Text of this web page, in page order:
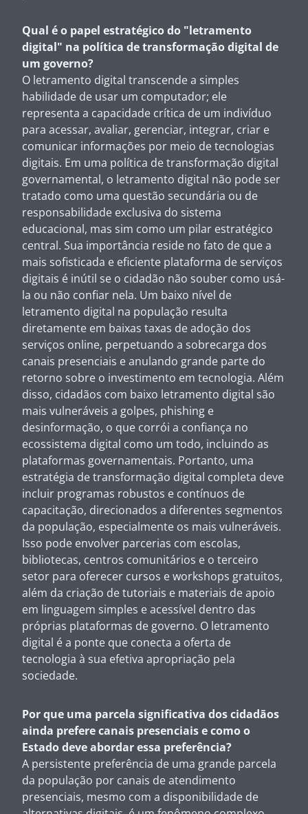
Qual é o papel estratégico do "letramento
digital" na política de transformação digital de
um governo?
O letramento digital transcende a simples
habilidade de usar um computador; ele
representa a capacidade crítica de um indivíduo
para acessar, avaliar, gerenciar, integrar, criar e
comunicar informações por meio de tecnologias
digitais. Em uma política de transformação digital
governamental, o letramento digital não pode ser
tratado como uma questão secundária ou de
responsabilidade exclusiva do sistema
educacional, mas sim como um pilar estratégico
central. Sua importância reside no fato de que a
mais sofisticada e eficiente plataforma de serviços
digitais é inútil se o cidadão não souber como usá-
la ou não confiar nela. Um baixo nível de
letramento digital na população resulta
diretamente em baixas taxas de adoção dos
serviços online, perpetuando a sobrecarga dos
canais presenciais e anulando grande parte do
retorno sobre o investimento em tecnologia. Além
disso, cidadãos com baixo letramento digital são
mais vulneráveis a golpes, phishing e
desinformação, o que corrói a confiança no
ecossistema digital como um todo, incluindo as
plataformas governamentais. Portanto, uma
estratégia de transformação digital completa deve
incluir programas robustos e contínuos de
capacitação, direcionados a diferentes segmentos
da população, especialmente os mais vulneráveis.
Isso pode envolver parcerias com escolas,
bibliotecas, centros comunitários e o terceiro
setor para oferecer cursos e workshops gratuitos,
além da criação de tutoriais e materiais de apoio
em linguagem simples e acessível dentro das
próprias plataformas de governo. O letramento
digital é a ponte que conecta a oferta de
tecnologia à sua efetiva apropriação pela
sociedade.
Por que uma parcela significativa dos cidadãos
ainda prefere canais presenciais e como o
Estado deve abordar essa preferência?
A persistente preferência de uma grande parcela
da população por canais de atendimento
presenciais, mesmo com a disponibilidade de